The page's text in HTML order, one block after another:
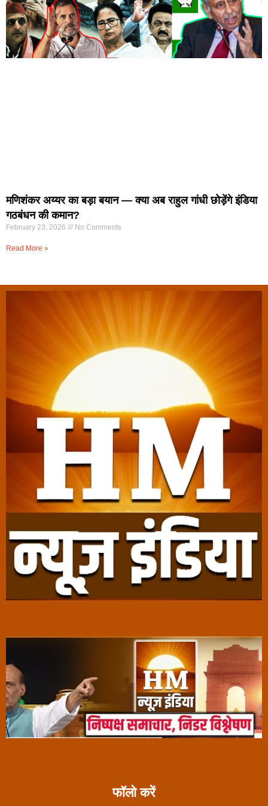
मणिशंकर अय्यर का बड़ा बयान — क्या अब राहुल गांधी छोड़ेंगे इंडिया
गठबंधन की कमान?
February 23, 2026 No Comments
Read More »
फॉलो करें